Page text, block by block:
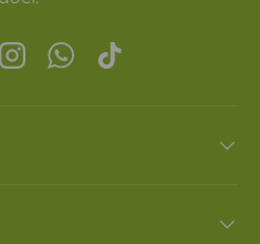
InstagramWhatsApp
TikTok